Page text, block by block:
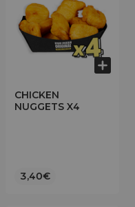
CHICKEN
NUGGETS X4
3,40€